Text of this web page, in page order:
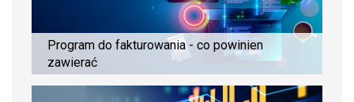
Program do fakturowania - co powinien
zawierać